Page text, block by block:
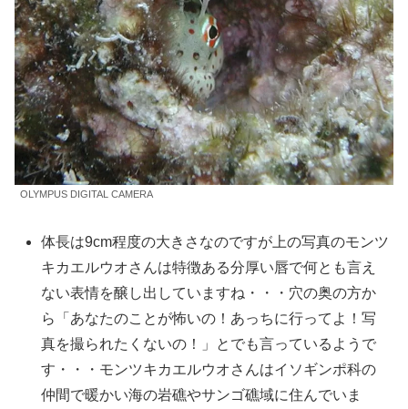
OLYMPUS DIGITAL CAMERA
体長は9cm程度の大きさなのですが上の写真のモンツ
キカエルウオさんは特徴ある分厚い唇で何とも言え
ない表情を醸し出していますね・・・穴の奥の方か
ら「あなたのことが怖いの！あっちに行ってよ！写
真を撮られたくないの！」とでも言っているようで
す・・・モンツキカエルウオさんはイソギンポ科の
仲間で暖かい海の岩礁やサンゴ礁域に住んでいま